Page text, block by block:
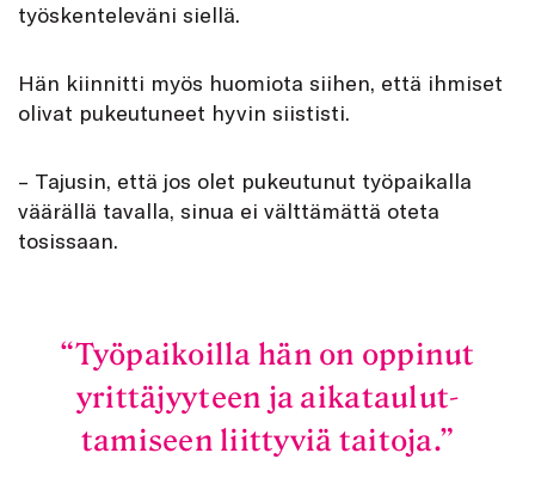
työskenteleväni siellä.
Hän kiinnitti myös huomiota siihen, että ihmiset
olivat pukeutuneet hyvin siististi.
– Tajusin, että jos olet pukeutunut työpaikalla
väärällä tavalla, sinua ei välttämättä oteta
tosissaan.
Työpaikoilla hän on oppinut
yrittäjyyteen ja aikataulut­
tamiseen liittyviä taitoja.